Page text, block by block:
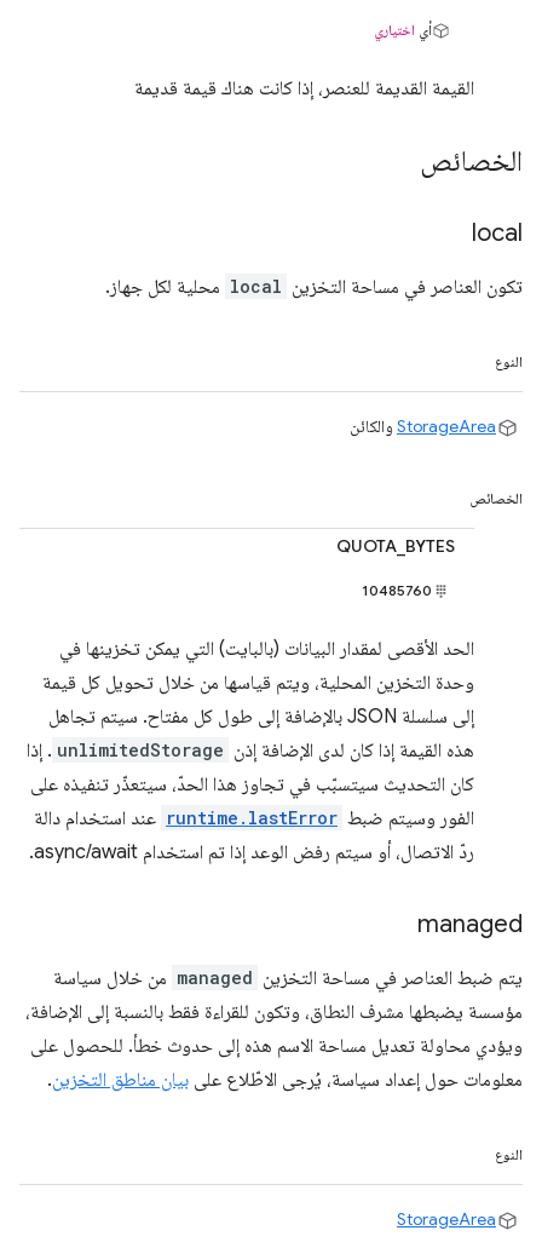
أي اختياري
القيمة القديمة للعنصر، إذا كانت هناك قيمة قديمة
الخصائص
local
تكون العناصر في مساحة التخزين local محلية لكل جهاز.
النوع
StorageArea والكائن
الخصائص
QUOTA_BYTES
10485760
الحد الأقصى لمقدار البيانات (بالبايت) التي يمكن تخزينها في
وحدة التخزين المحلية، ويتم قياسها من خلال تحويل كل قيمة
إلى سلسلة JSON بالإضافة إلى طول كل مفتاح. سيتم تجاهل
هذه القيمة إذا كان لدى الإضافة إذن unlimitedStorage . إذا
كان التحديث سيتسبّب في تجاوز هذا الحدّ، سيتعذّر تنفيذه على
الفور وسيتم ضبط runtime.lastError عند استخدام دالة
ردّ الاتصال، أو سيتم رفض الوعد إذا تم استخدام async/await.
managed
يتم ضبط العناصر في مساحة التخزين managed من خلال سياسة
مؤسسة يضبطها مشرف النطاق، وتكون للقراءة فقط بالنسبة إلى الإضافة،
ويؤدي محاولة تعديل مساحة الاسم هذه إلى حدوث خطأ. للحصول على
معلومات حول إعداد سياسة، يُرجى الاطّلاع على بيان مناطق التخزين.
النوع
StorageArea